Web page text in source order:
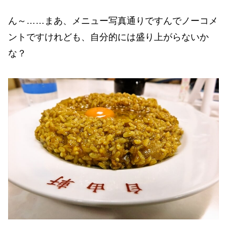
ん～……まあ、メニュー写真通りですんでノーコメ
ントですけれども、自分的には盛り上がらないか
な？